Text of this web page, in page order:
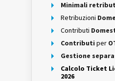
Minimali
Retribuzioni
Contributi
Contributi per
Gestione
Calcolo Ticket
2026